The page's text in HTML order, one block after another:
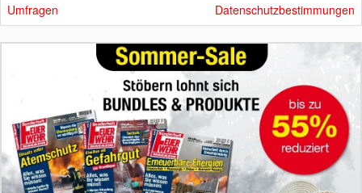
Umfragen Datenschutzbestimmungen